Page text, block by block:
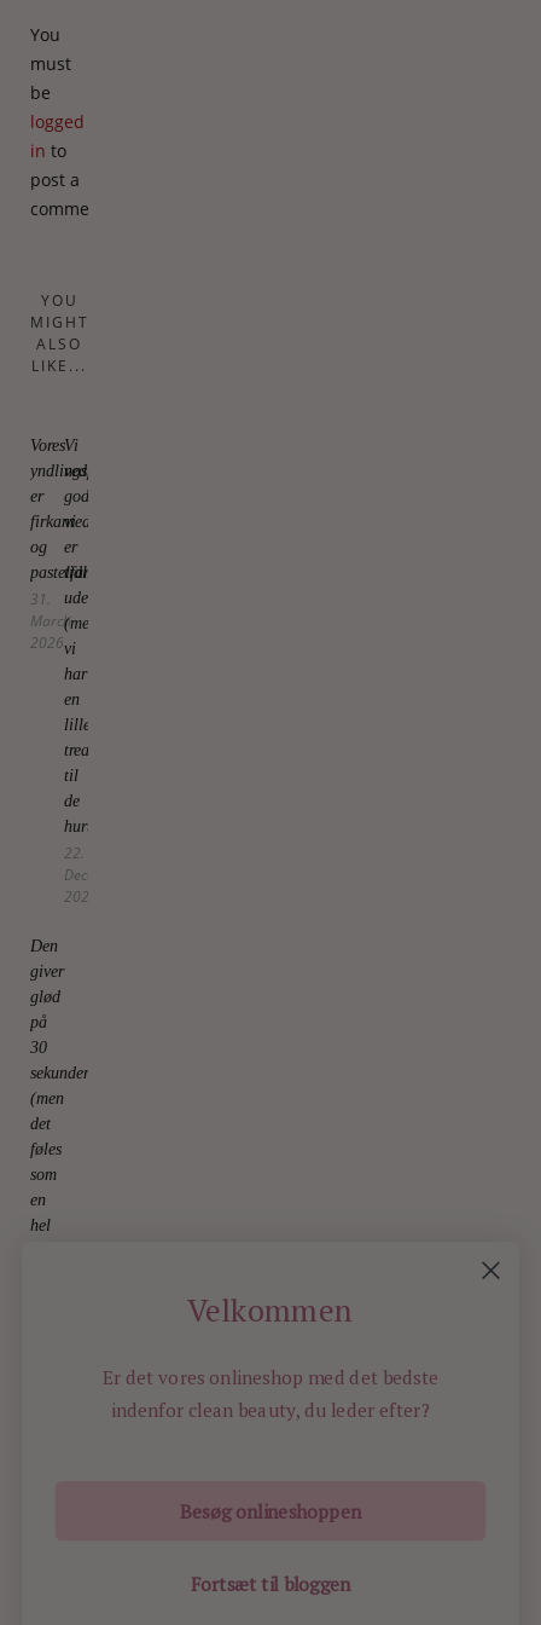
You
must
be
logged
in to
post a
comment.
YOU
MIGHT
ALSO
LIKE...
Vores
yndlingspåskeæg
er
firkantede
og
pastelfarvede
31.
March
2026
Vi
ved
godt,
vi
er
tidligt
ude
(men
vi
har
en
lille
treat
til
de
hurtige)
22.
December
2025
Den
giver
glød
på
30
sekunder
(men
det
føles
som
en
hel
ILOVEBEAUTY.DK - ALL RIGHTS RESERVED -
Velkommen
Er det vores onlineshop med det bedste
indenfor clean beauty, du leder efter?
Besøg onlineshoppen
Fortsæt til bloggen